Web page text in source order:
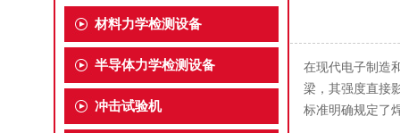
材料力学检测设备
半导体力学检测设备
冲击试验机
在现代电子制造
梁，其强度直接
标准明确规定了